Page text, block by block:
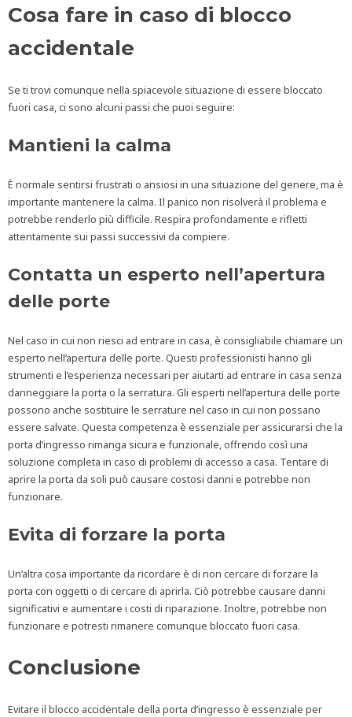
Cosa fare in caso di blocco
accidentale
Se ti trovi comunque nella spiacevole situazione di essere bloccato
fuori casa, ci sono alcuni passi che puoi seguire:
Mantieni la calma
È normale sentirsi frustrati o ansiosi in una situazione del genere, ma è
importante mantenere la calma. Il panico non risolverà il problema e
potrebbe renderlo più difficile. Respira profondamente e rifletti
attentamente sui passi successivi da compiere.
Contatta un esperto nell’apertura
delle porte
Nel caso in cui non riesci ad entrare in casa, è consigliabile chiamare un
esperto nell’apertura delle porte. Questi professionisti hanno gli
strumenti e l’esperienza necessari per aiutarti ad entrare in casa senza
danneggiare la porta o la serratura. Gli esperti nell’apertura delle porte
possono anche sostituire le serrature nel caso in cui non possano
essere salvate. Questa competenza è essenziale per assicurarsi che la
porta d’ingresso rimanga sicura e funzionale, offrendo così una
soluzione completa in caso di problemi di accesso a casa. Tentare di
aprire la porta da soli può causare costosi danni e potrebbe non
funzionare.
Evita di forzare la porta
Un’altra cosa importante da ricordare è di non cercare di forzare la
porta con oggetti o di cercare di aprirla. Ciò potrebbe causare danni
significativi e aumentare i costi di riparazione. Inoltre, potrebbe non
funzionare e potresti rimanere comunque bloccato fuori casa.
Conclusione
Evitare il blocco accidentale della porta d’ingresso è essenziale per